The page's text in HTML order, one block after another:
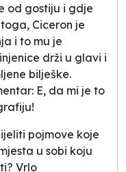
od gostiju i gdje
Ciceron je
i to mu je
drži u glavi i
bilješke.
E, da mi je to
pojmove koje
u sobi koju
Vrlo